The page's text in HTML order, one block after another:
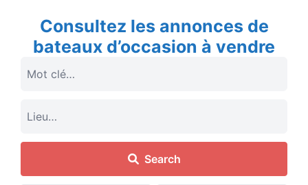
Consultez les annonces de
bateaux d’occasion à vendre
Search